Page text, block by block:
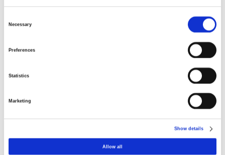
Necessary
Preferences
Statistics
Marketing
Show details
Allow all
INSTALAÇÕES ELÉTRICAS CARREGAMENTO VE